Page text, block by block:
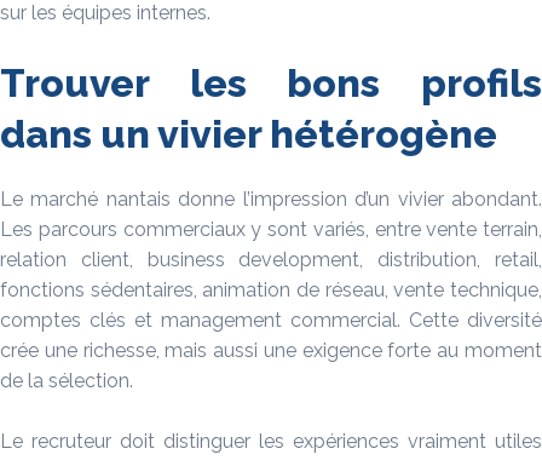
sur les équipes internes.
Trouver les bons profils
dans un vivier hétérogène
Le marché nantais donne l’impression d’un vivier abondant.
Les parcours commerciaux y sont variés, entre vente terrain,
relation client, business development, distribution, retail,
fonctions sédentaires, animation de réseau, vente technique,
comptes clés et management commercial. Cette diversité
crée une richesse, mais aussi une exigence forte au moment
de la sélection.
Le recruteur doit distinguer les expériences vraiment utiles